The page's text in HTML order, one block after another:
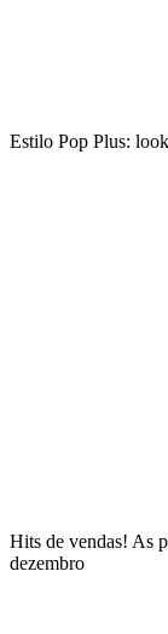
Estilo Pop Plus:
Hits de vendas! As
dezembro